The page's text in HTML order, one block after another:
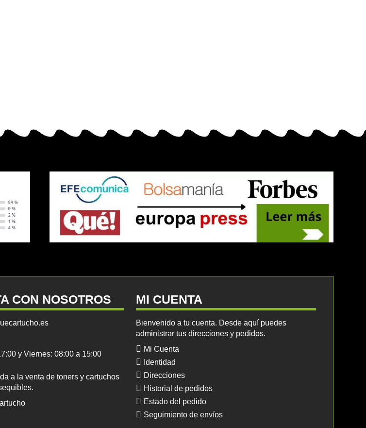
CON NOSOTROS
y Viernes: 08:00 a 15:00
a la venta de toners y cartuchos
MI CUENTA
Bienvenido a tu cuenta. Desde aquí puedes
administrar tus direcciones y pedidos.
Mi Cuenta
Identidad
Direcciones
Historial de pedidos
Estado del pedido
Seguimiento de envíos